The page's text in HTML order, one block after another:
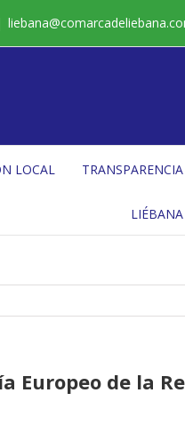
LOCAL TRANSPARENCIA
LIÉBANA
Europeo de la